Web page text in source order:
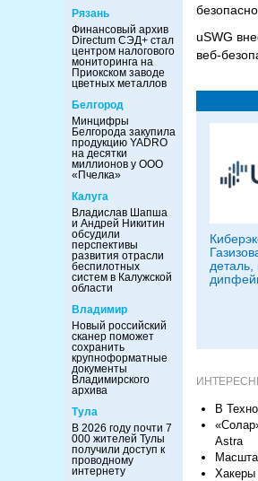
Рязань
Финансовый архив
Directum СЭД+ стал
центром налогового
мониторинга на
Приокском заводе
цветных металлов
Белгород
Минцифры
Белгорода закупила
продукцию YADRO
на десятки
миллионов у ООО
«Пчелка»
Калуга
Владислав Шапша
и Андрей Никитин
обсудили
перспективы
развития отрасли
беспилотных
систем в Калужской
области
Владимир
Новый российский
сканер поможет
сохранить
крупноформатные
документы
Владимирского
архива
Тула
В 2026 году почти 7
000 жителей Тулы
получили доступ к
проводному
интернету
uSWG
деталь,
В
Astra
Хакеры